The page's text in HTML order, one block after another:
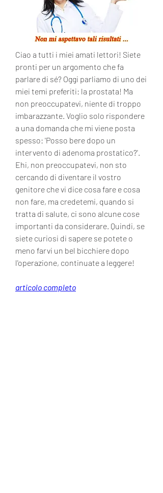
Ciao a tutti i miei amati lettori! Siete
pronti per un argomento che fa
parlare di sé? Oggi parliamo di uno dei
miei temi preferiti: la prostata! Ma
non preoccupatevi, niente di troppo
imbarazzante. Voglio solo rispondere
a una domanda che mi viene posta
spesso: 'Posso bere dopo un
intervento di adenoma prostatico?'.
Ehi, non preoccupatevi, non sto
cercando di diventare il vostro
genitore che vi dice cosa fare e cosa
non fare, ma credetemi, quando si
tratta di salute, ci sono alcune cose
importanti da considerare. Quindi, se
siete curiosi di sapere se potete o
meno farvi un bel bicchiere dopo
l'operazione, continuate a leggere!
articolo completo